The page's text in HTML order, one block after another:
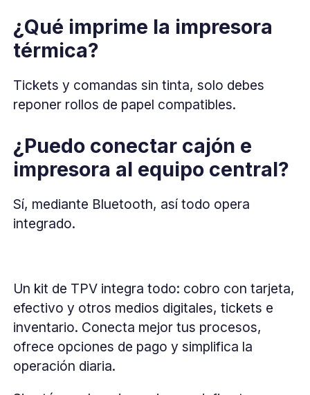
¿Qué imprime la impresora
térmica?
Tickets y comandas sin tinta, solo debes
reponer rollos de papel compatibles.
¿Puedo conectar cajón e
impresora al equipo central?
Sí, mediante Bluetooth, así todo opera
integrado.
Un kit de TPV integra todo: cobro con tarjeta,
efectivo y otros medios digitales, tickets e
inventario. Conecta mejor tus procesos,
ofrece opciones de pago y simplifica la
operación diaria.